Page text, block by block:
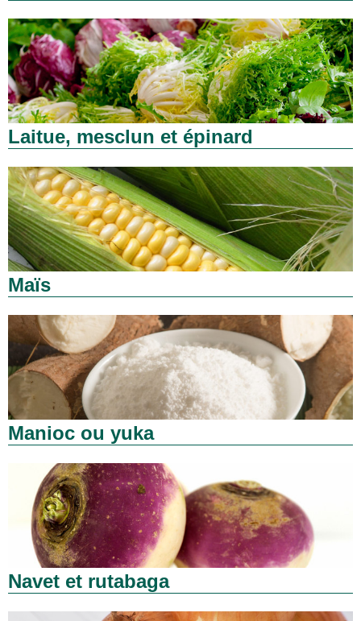
Laitue, mesclun et épinard
Maïs
Manioc ou yuka
Navet et rutabaga